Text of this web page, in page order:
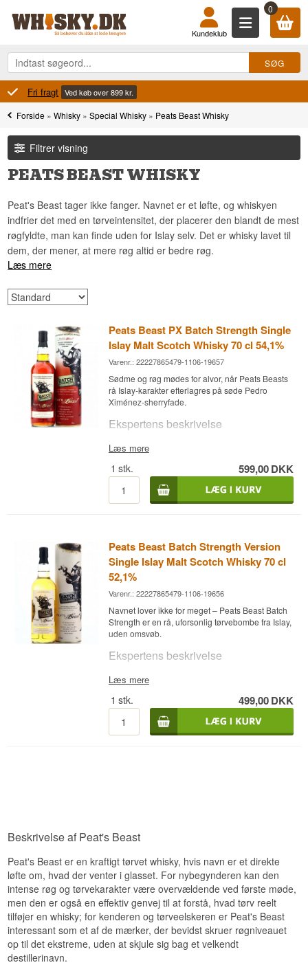
0
Kundeklub
Fri fragt Ved køb over 899 kr.
Forside »Whisky »Special Whisky » Peats Beast Whisky
Filtrer visning
PEATS BEAST WHISKY
Peat's Beast tager ikke fanger. Navnet er et løfte, og whiskyen
indfrier det med en tørveintensitet, der placerer den blandt de mest
røgfyldte, man kan finde uden for Islay selv. Det er whisky lavet til
dem, der mener, at mere røg altid er bedre røg.
Læs mere
Peats Beast PX Batch Strength Single
Islay Malt Scotch Whisky 70 cl 54,1%
Varenr.: 22227865479-1106-19657
Sødme og røg mødes for alvor, når Peats Beasts
rå Islay-karakter efterlagres på søde Pedro
Ximénez-sherryfade.
Ekspertens beskrivelse
Peats Beast PX Batch Strength Single Islay Malt
Malt Scotch Whisky lagret på Pedro Ximénez
sherryfade og aftappet ved 54,1 %.
Peats Beast PX Batch Strength er efterlagret i
mellem sødme og røg er tydelig fra første duft.
Smagsnoter
Næse
Duften er en kontrast af tørverøg og mørk
sherrysødme, med rosin og sirup.
Smag
med mørk frugt og tjære.
Eftersmag
Eftersmagen er lang, med vedvarende røg og en
Type: Single Islay Malt Scotch Whisky
ABV: 54,1 %
Fadtype: Pedro Ximénez sherryfade
Ikke koldfiltreret: Ja
Naturlig farve: Ja
Edition: PX Batch Strength
Smagsprofil
Røget · Sherry-lagret · Sødmefuld
Læs mere
1 stk. 599,00DKK
Peats Beast Batch Strength Version
Single Islay Malt Scotch Whisky 70 cl
52,1%
Varenr.: 22227865479-1106-19656
Navnet lover ikke for meget – Peats Beast Batch
Strength er en rå, uforsonlig tørvebombe fra Islay,
uden omsvøb.
Ekspertens beskrivelse
Peats Beast Batch Strength Version Single Islay
Islay Malt Scotch Whisky aftappet ved 52,1 %.
Peats Beast Batch Strength Version har en
gylden farve med kraftig tørverøget, rå og saltet
antydning af medicinsk skarphed.
Smag
Smagen er rå og saltet, med tørv, tjære og en
intens røgkarakter.
Eftersmag
Læs mere
1 stk. 499,00DKK
Beskrivelse af Peat's Beast
Peat's Beast er en kraftigt tørvet whisky, hvis navn er et direkte
løfte om, hvad der venter i glasset. For nybegynderen kan den
intense røg og tørvekarakter være overvældende ved første møde,
men den er også en effektiv genvej til at forstå, hvad tørv reelt
tilføjer en whisky; for kenderen og tørveelskeren er Peat's Beast
interessant som et af de mærker, der bevidst skruer røgniveauet
op til det ekstreme, uden at skjule sig bag et velkendt
destillerinavn.